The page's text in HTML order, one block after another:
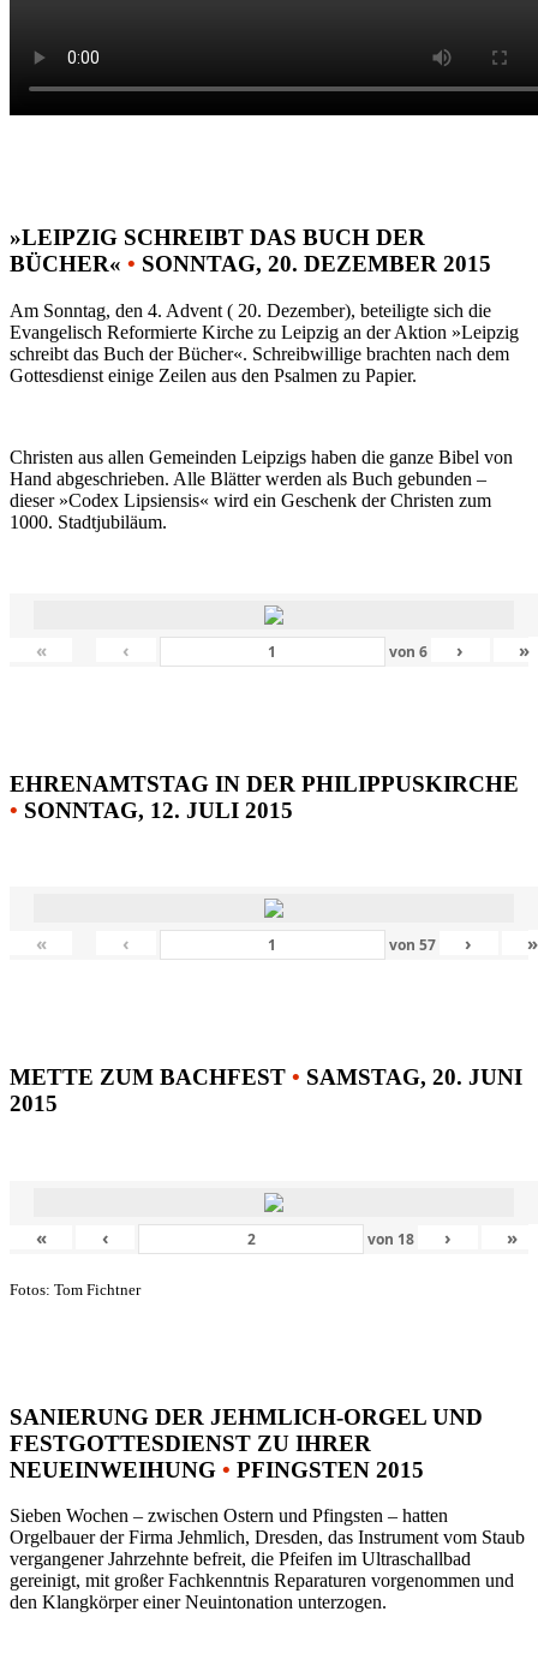
»LEIPZIG SCHREIBT DAS BUCH DER
BÜCHER« • SONNTAG, 20. DEZEMBER 2015
Am Sonntag, den 4. Advent ( 20. Dezember), beteiligte sich die
Evangelisch Reformierte Kirche zu Leipzig an der Aktion »Leipzig
schreibt das Buch der Bücher«. Schreibwillige brachten nach dem
Gottesdienst einige Zeilen aus den Psalmen zu Papier.
Christen aus allen Gemeinden Leipzigs haben die ganze Bibel von
Hand abgeschrieben. Alle Blätter werden als Buch gebunden –
dieser »Codex Lipsiensis« wird ein Geschenk der Christen zum
1000. Stadtjubiläum.
« ‹ von 6 › »
EHRENAMTSTAG IN DER PHILIPPUSKIRCHE
• SONNTAG, 12. JULI 2015
« ‹ von 57 › »
METTE ZUM BACHFEST • SAMSTAG, 20. JUNI
2015
« ‹ von 18 › »
Fotos: Tom Fichtner
SANIERUNG DER JEHMLICH-ORGEL UND
FESTGOTTESDIENST ZU IHRER
NEUEINWEIHUNG • PFINGSTEN 2015
Sieben Wochen – zwischen Ostern und Pfingsten – hatten
Orgelbauer der Firma Jehmlich, Dresden, das Instrument vom Staub
vergangener Jahrzehnte befreit, die Pfeifen im Ultraschallbad
gereinigt, mit großer Fachkenntnis Reparaturen vorgenommen und
den Klangkörper einer Neuintonation unterzogen.